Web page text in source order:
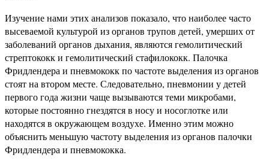
Изучение нами этих анализов показало, что наиболее часто
высеваемой культурой из органов трупов детей, умерших от
заболеваний органов дыхания, являются гемолитический
стрептококк и гемолитический стафилококк. Палочка
Фридлендера и пневмококк по частоте выделения из органов
стоят на втором месте. Следовательно, пневмонии у детей
первого года жизни чаще вызываются теми микробами,
которые постоянно гнездятся в носу и носоглотке или
находятся в окружающем воздухе. Именно этим можно
объяснить меньшую частоту выделения из органов палочки
Фридлендера и пневмококка.